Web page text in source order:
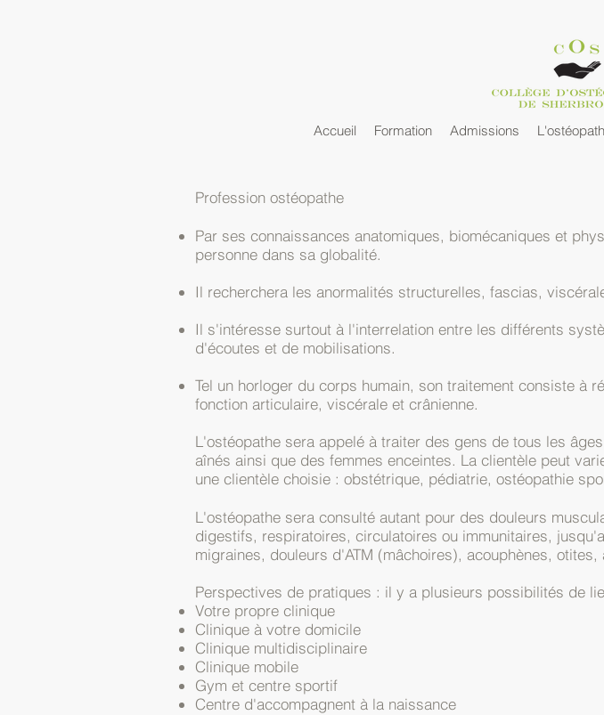
Accueil Formation Admissions
Profession ostéopathe
Par ses connaissances anatomiques, biomécaniques et
personne dans sa globalité.
Il recherchera les anormalités structurelles, fascias,
Il s'intéresse surtout à l'interrelation entre les différents
d'écoutes et de mobilisations.
Tel un horloger du corps humain, son traitement consiste à
fonction articulaire, viscérale et crânienne.
L'ostéopathe sera appelé à traiter des gens de tous les
aînés ainsi que des femmes enceintes. La clientèle peut
une clientèle choisie : obstétrique, pédiatrie, ostéopathie
L'ostéopathe sera consulté autant pour des douleurs
digestifs, respiratoires, circulatoires ou immunitaires,
migraines, douleurs d'ATM (mâchoires), acouphènes, otites,
Perspectives de pratiques : il y a plusieurs possibilités de
Votre propre clinique
Clinique à votre domicile
Clinique multidisciplinaire
Clinique mobile
Gym et centre sportif
Centre d'accompagnent à la naissance